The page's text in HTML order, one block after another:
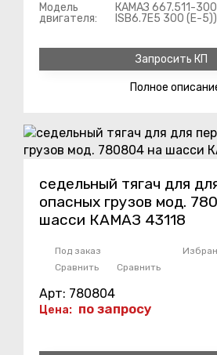
Модель
двигателя:
КАМАЗ 667.511-
ISB6.7E5 300 (Е-5))
Запросить КП
Полное
седельный тягач для
опасных грузов мод.
шасси КАМАЗ 43118
Под заказ
Сравнить
Сравнить
Арт: 780804
Цена: по запросу